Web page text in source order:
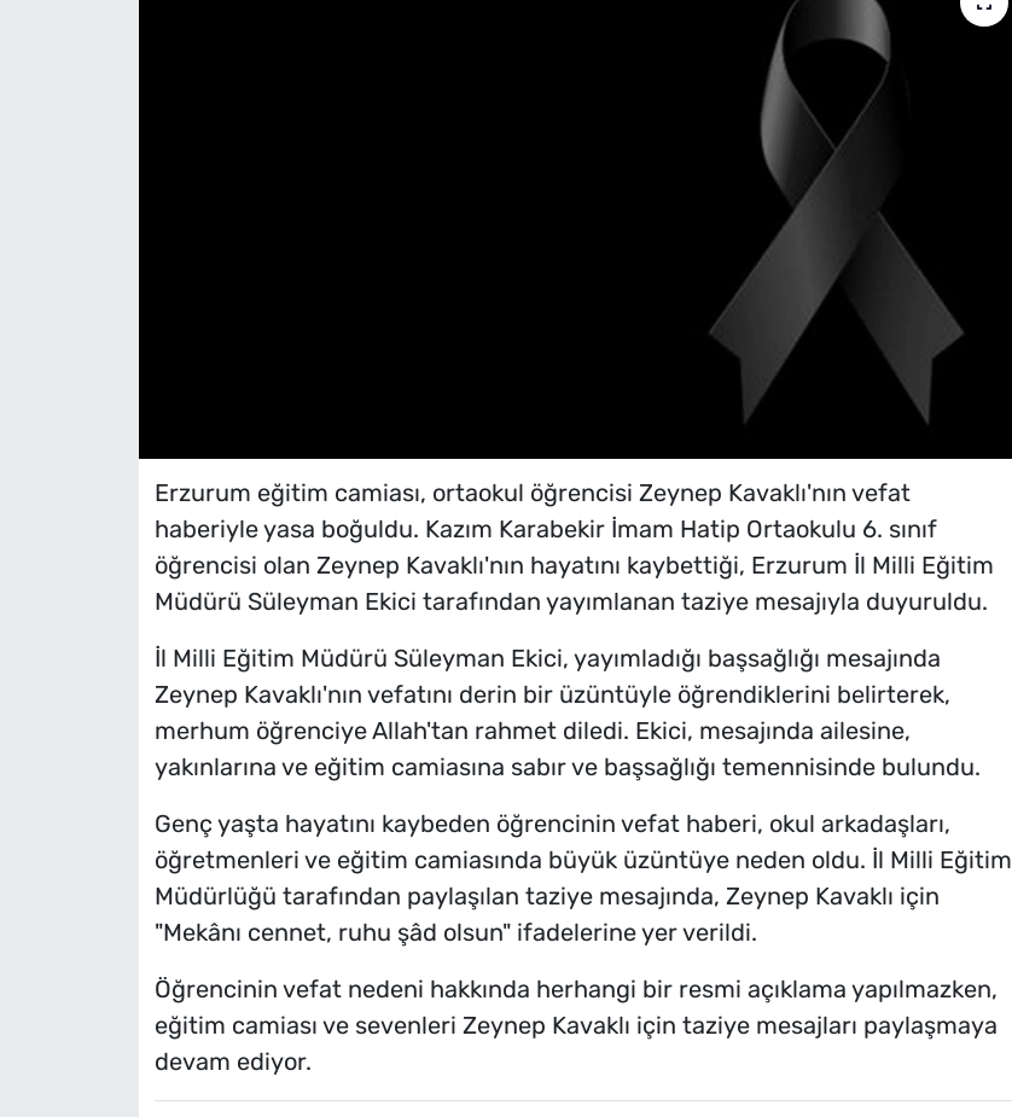
Erzurum eğitim camiası, ortaokul öğrencisi Zeynep Kavaklı'nın vefat
haberiyle yasa boğuldu. Kazım Karabekir İmam Hatip Ortaokulu 6. sınıf
öğrencisi olan Zeynep Kavaklı'nın hayatını kaybettiği, Erzurum İl Milli Eğitim
Müdürü Süleyman Ekici tarafından yayımlanan taziye mesajıyla duyuruldu.
İl Milli Eğitim Müdürü Süleyman Ekici, yayımladığı başsağlığı mesajında
Zeynep Kavaklı'nın vefatını derin bir üzüntüyle öğrendiklerini belirterek,
merhum öğrenciye Allah'tan rahmet diledi. Ekici, mesajında ailesine,
yakınlarına ve eğitim camiasına sabır ve başsağlığı temennisinde bulundu.
Genç yaşta hayatını kaybeden öğrencinin vefat haberi, okul arkadaşları,
öğretmenleri ve eğitim camiasında büyük üzüntüye neden oldu. İl Milli Eğitim
Müdürlüğü tarafından paylaşılan taziye mesajında, Zeynep Kavaklı için
"Mekânı cennet, ruhu şâd olsun" ifadelerine yer verildi.
Öğrencinin vefat nedeni hakkında herhangi bir resmi açıklama yapılmazken,
eğitim camiası ve sevenleri Zeynep Kavaklı için taziye mesajları paylaşmaya
devam ediyor.